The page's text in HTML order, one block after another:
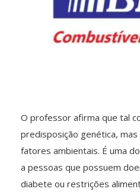
O professor afirma que tal
predisposição genética,
fatores ambientais. É uma
a pessoas que possuem
diabete ou restrições